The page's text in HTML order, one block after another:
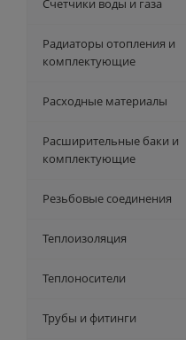
Счетчики воды и газа
Радиаторы отопления и
комплектующие
Расходные материалы
Расширительные баки и
комплектующие
Резьбовые соединения
Теплоизоляция
Теплоносители
Трубы и фитинги